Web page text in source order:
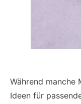
Während manche
Ideen für